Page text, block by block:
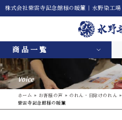
株式会社紫雲寺記念館様の暖簾｜水野染工場
商品一覧
Voice
ホーム » お客様の声 » のれん・日除けのれん »
紫雲寺記念館様の暖簾